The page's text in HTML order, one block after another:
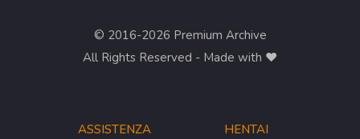
ASSISTENZA
© 2016-2026 Premium Archive
All Rights Reserved - Made with ❤︎
HENTAI